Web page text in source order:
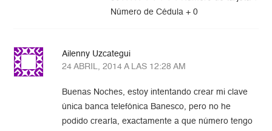
Número de Cédula + 0
Ailenny Uzcategui
24 ABRIL, 2014 A LAS 12:28 AM
Buenas Noches, estoy intentando crear mi clave
única banca telefónica Banesco, pero no he
podido crearla, exactamente a que número tengo